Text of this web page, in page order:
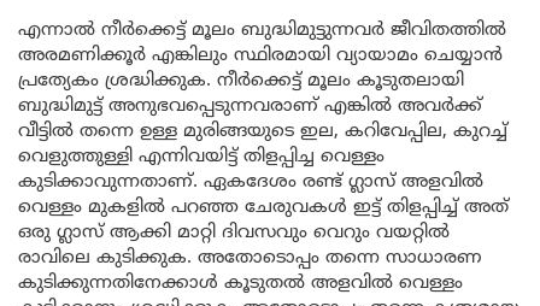
എന്നാൽ നീർക്കെട്ട് മൂലം ബുദ്ധിമുട്ടുന്നവർ ജീവിതത്തിൽ
അരമണിക്കൂർ എങ്കിലും സ്ഥിരമായി വ്യായാമം ചെയ്യാൻ
പ്രത്യേകം ശ്രദ്ധിക്കുക. നീർക്കെട്ട് മൂലം കൂടുതലായി
ബുദ്ധിമുട്ട് അനുഭവപ്പെടുന്നവരാണ് എങ്കിൽ അവർക്ക്
വീട്ടിൽ തന്നെ ഉള്ള മുരിങ്ങയുടെ ഇല, കറിവേപ്പില, കുറച്ച്
വെളുത്തുള്ളി എന്നിവയിട്ട് തിളപ്പിച്ച വെള്ളം
കുടിക്കാവുന്നതാണ്. ഏകദേശം രണ്ട് ഗ്ലാസ് അളവിൽ
വെള്ളം മുകളിൽ പറഞ്ഞ ചേരുവകൾ ഇട്ട് തിളപ്പിച്ച് അത്
ഒരു ഗ്ലാസ് ആക്കി മാറ്റി ദിവസവും വെറും വയറ്റിൽ
രാവിലെ കുടിക്കുക. അതോടൊപ്പം തന്നെ സാധാരണ
കുടിക്കുന്നതിനേക്കാൾ കൂടുതൽ അളവിൽ വെള്ളം